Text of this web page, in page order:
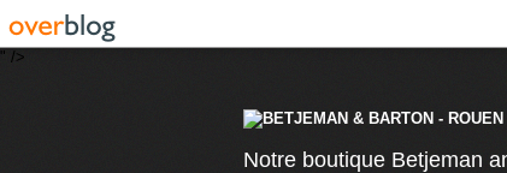
" />
Notre boutique Betjeman